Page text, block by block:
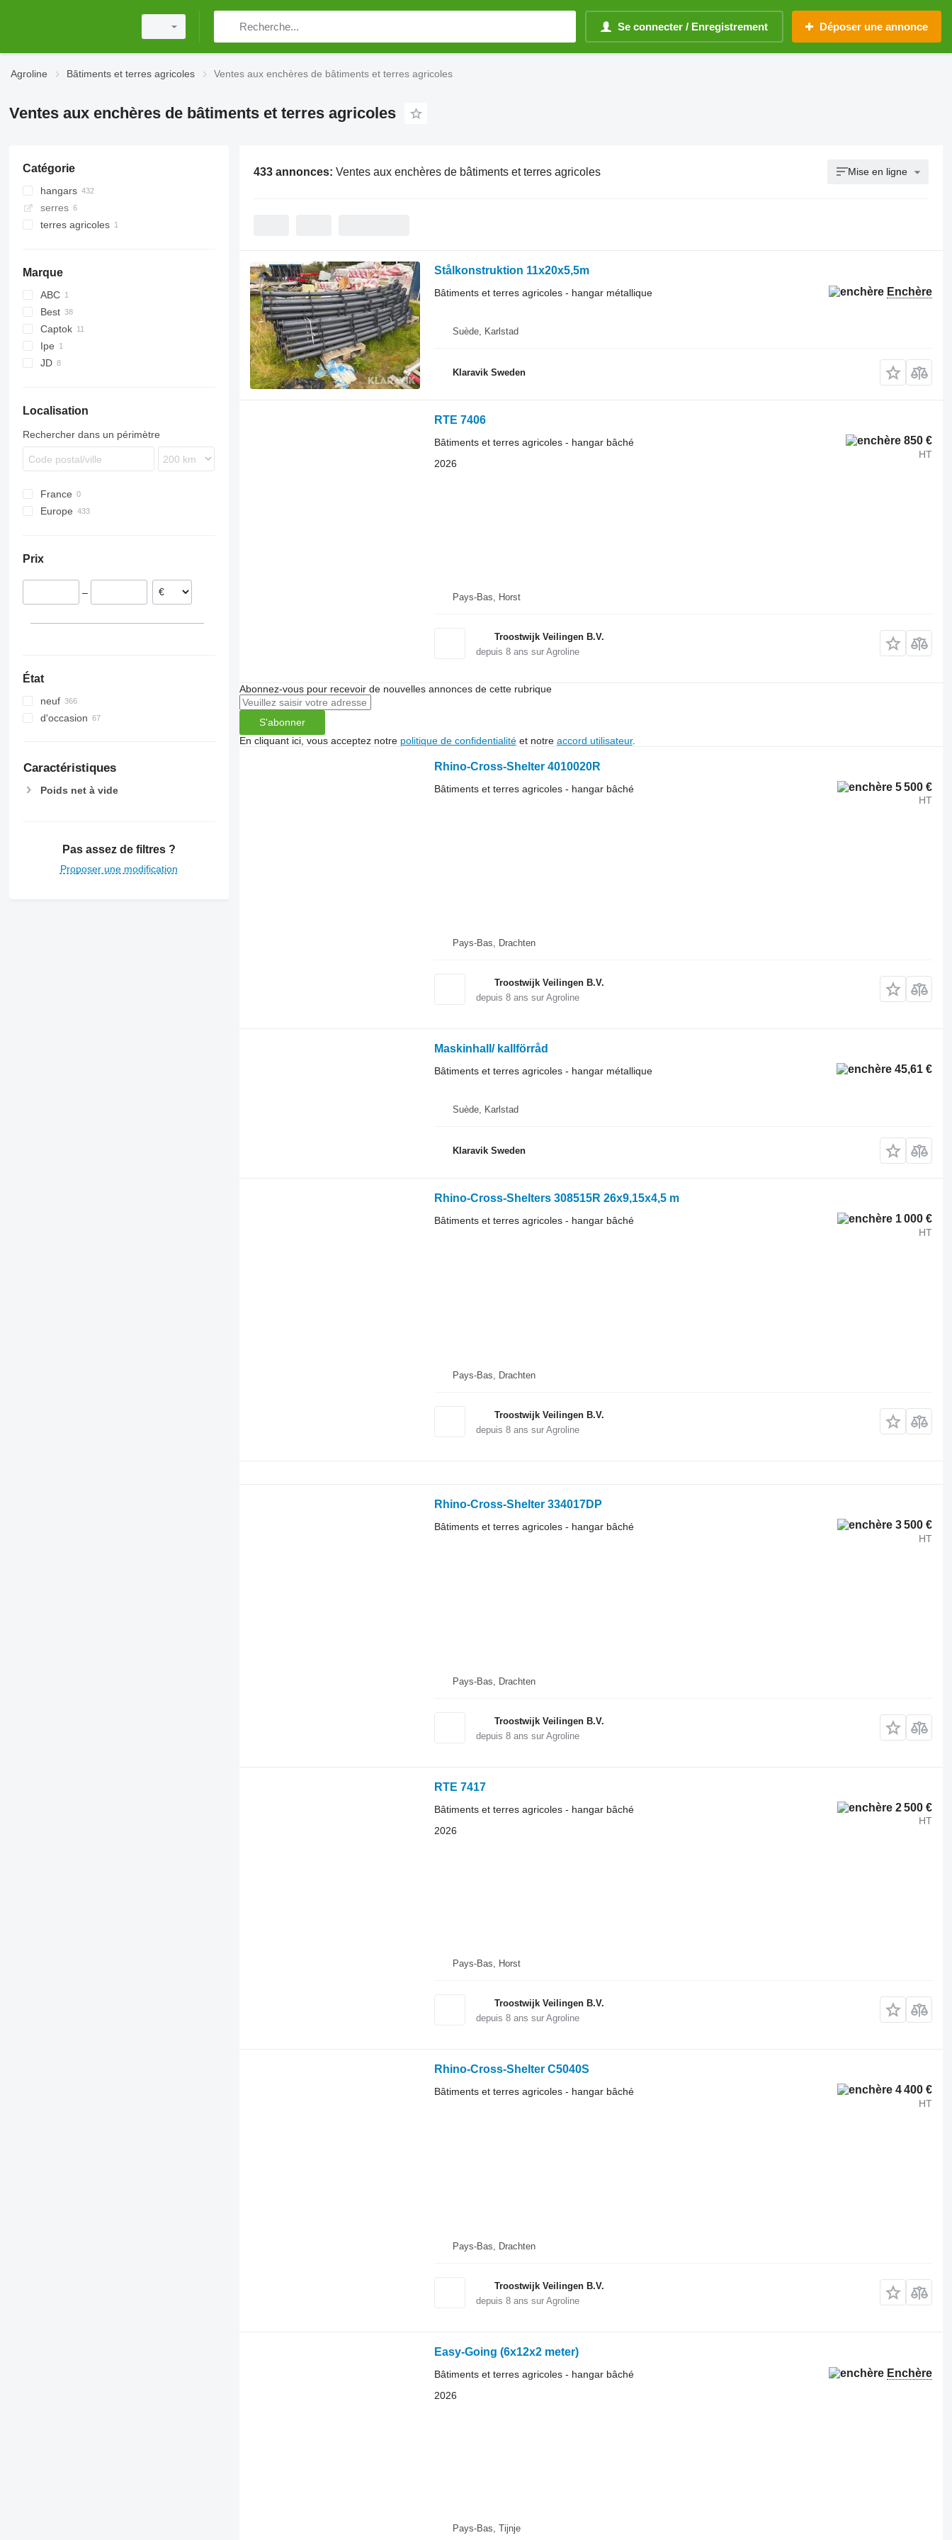
Se connecter / Enregistrement Déposer une annonce
Agroline Bâtiments et terres agricoles Ventes aux enchères de bâtiments et terres agricoles
Ventes aux enchères de bâtiments et terres agricoles
Catégorie
hangars
hangars bâchés
hangars métalliques
serres
terres agricoles
Marque
ABC
Best
Captok
CK
Ipe
JD
Localisation
Rechercher dans un périmètre
France
Europe
Pays-Bas
Belgique
Prix
–
État
neuf
d'occasion
Caractéristiques
Poids net à vide
Pas assez de filtres ?
Proposer une modification
433 annonces: Ventes aux enchères de bâtiments et terres agricoles Mise en ligne
Stålkonstruktion 11x20x5,5m
Enchère
Bâtiments et terres agricoles - hangar métallique
Suède, Karlstad
Klaravik Sweden
RTE 7406
850 €
HT
Bâtiments et terres agricoles - hangar bâché
2026
Pays-Bas, Horst
Troostwijk Veilingen B.V.
depuis 8ans sur Agroline
Abonnez-vous pour recevoir de nouvelles annonces de cette rubrique
S'abonner
En cliquant ici, vous acceptez notre politique de confidentialitéet notre accord utilisateur.
Rhino-Cross-Shelter 4010020R
5 500 €
HT
Bâtiments et terres agricoles - hangar bâché
Pays-Bas, Drachten
Troostwijk Veilingen B.V.
depuis 8ans sur Agroline
Maskinhall/ kallförråd
45,61 €
Bâtiments et terres agricoles - hangar métallique
Suède, Karlstad
Klaravik Sweden
Rhino-Cross-Shelters 308515R 26x9,15x4,5 m
1 000 €
HT
Bâtiments et terres agricoles - hangar bâché
Pays-Bas, Drachten
Troostwijk Veilingen B.V.
depuis 8ans sur Agroline
Rhino-Cross-Shelter 334017DP
3 500 €
HT
Bâtiments et terres agricoles - hangar bâché
Pays-Bas, Drachten
Troostwijk Veilingen B.V.
depuis 8ans sur Agroline
RTE 7417
2 500 €
HT
Bâtiments et terres agricoles - hangar bâché
2026
Pays-Bas, Horst
Troostwijk Veilingen B.V.
depuis 8ans sur Agroline
Rhino-Cross-Shelter C5040S
4 400 €
HT
Bâtiments et terres agricoles - hangar bâché
Pays-Bas, Drachten
Troostwijk Veilingen B.V.
depuis 8ans sur Agroline
Easy-Going (6x12x2 meter)
Enchère
Bâtiments et terres agricoles - hangar bâché
2026
Pays-Bas, Tijnje